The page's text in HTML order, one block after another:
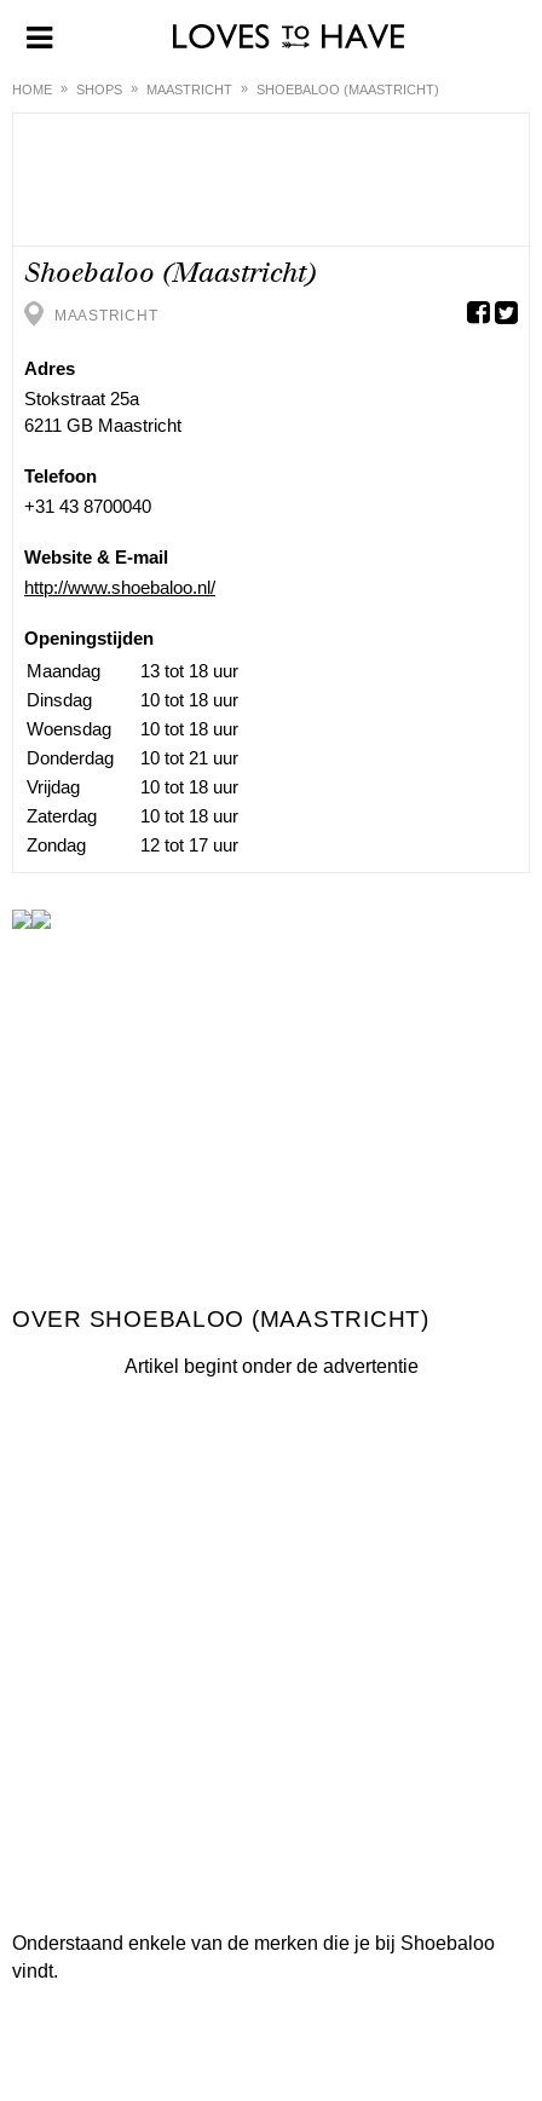
HOME SHOPS MAASTRICHT SHOEBALOO (MAASTRICHT)
Shoebaloo (Maastricht)
MAASTRICHT
Adres
Stokstraat 25a
6211 GB Maastricht
Telefoon
+31 43 8700040
Website & E-mail
http://www.shoebaloo.nl/
Openingstijden
Maandag
13 tot 18 uur
Dinsdag
10 tot 18 uur
Woensdag
10 tot 18 uur
Donderdag
10 tot 21 uur
Vrijdag
10 tot 18 uur
Zaterdag
10 tot 18 uur
Zondag
12 tot 17 uur
SHOEBALOO (MAASTRICHT)
Artikel begint onder de advertentie
Onderstaand enkele van de merken die je bij Shoebaloo
vindt.